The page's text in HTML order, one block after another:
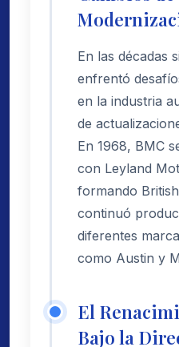
En las décadas
enfrentó
en la industria
de
En 1968, BMC
con Leyland
formando
continuó
diferentes
como Austin y
El
Bajo la